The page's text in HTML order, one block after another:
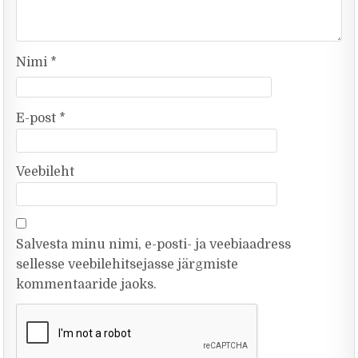
Nimi *
E-post *
Veebileht
Salvesta minu nimi, e-posti- ja veebiaadress
sellesse veebilehitsejasse järgmiste
kommentaaride jaoks.